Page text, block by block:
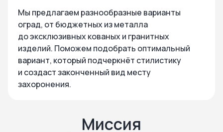
Мы предлагаем разнообразные варианты
оград, от бюджетных из металла
до эксклюзивных кованых и гранитных
изделий. Поможем подобрать оптимальный
вариант, который подчеркнёт стилистику
и создаст законченный вид месту
захоронения.
Миссия